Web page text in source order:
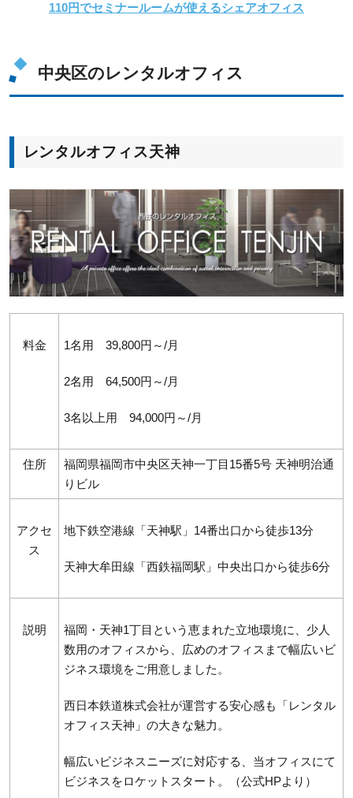
110円でセミナールームが使えるシェアオフィス
中央区のレンタルオフィス
レンタルオフィス天神
料金 1名用 39,800円～/月
2名用 64,500円～/月
3名以上用 94,000円～/月
住所
福岡県福岡市中央区天神一丁目15番5号 天神明治通
りビル
アクセ
ス
地下鉄空港線「天神駅」14番出口から徒歩13分
天神大牟田線「西鉄福岡駅」中央出口から徒歩6分
説明
福岡・天神1丁目という恵まれた立地環境に、少人
数用のオフィスから、広めのオフィスまで幅広いビ
ジネス環境をご用意しました。
西日本鉄道株式会社が運営する安心感も「レンタル
オフィス天神」の大きな魅力。
幅広いビジネスニーズに対応する、当オフィスにて
ビジネスをロケットスタート。（公式HPより）